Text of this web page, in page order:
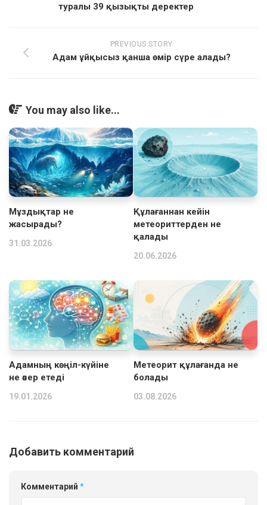
туралы 39 қызықты деректер
PREVIOUS STORY
Адам ұйқысыз қанша өмір сүре алады?
You may also like...
Мұздықтар не
жасырады?
31.03.2026
Құлағаннан кейін
метеориттерден не
қалады
20.06.2026
Адамның көңіл-күйіне
не әсер етеді
19.01.2026
Метеорит құлағанда не
болады
03.08.2026
Добавить комментарий
Комментарий *